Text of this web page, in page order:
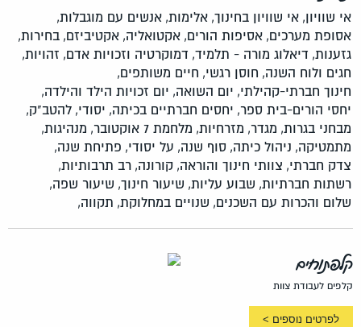
אי שוויון, אי שוויון בחינוך, אלימות, אנשים עם מוגבלות,
אסופת מערכים, אסיפות הורים, אקטואליה, אקטיביזם, בחירות,
גזענות, דיאלוג מורה - תלמיד, דמוקרטיה וזכויות אדם, זהויות,
חגים ולוח השנה, חוסן רגשי, חיים משותפים,
חינוך חברתי-קהילתי, יום השואה, יום זכויות הילד והילדה,
יחסי הורים-בית ספר, יחסים חברתיים בכיתה, יסודי, להטב"ק,
מבחני בגרות, מגדר, מזרחיות, מלחמת 7 אוקטובר,
מנהיגות,
מתמטיקה, ניהול כיתה, סוף שנה, על יסודי, פתיחת שנה,
צדק חברתי, צוותי חינוך והוראה, קורונה, רב תרבותיות,
רשתות חברתיות, שבוע עליות, שיעור חינוך, שיעור שפה,
שלום והכרות עם השכנים, שנויים במחלוקת, תקווה,
קלפתוחים
קלפים לעבודת צוות
לפרטים נוספים >